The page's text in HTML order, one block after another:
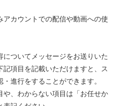
アカウントでの配信や動画への使
についてメッセージをお送りいた
記項目を記載いただけますと、ス
・進行をすることができます。
、わからない項目は「お任せか